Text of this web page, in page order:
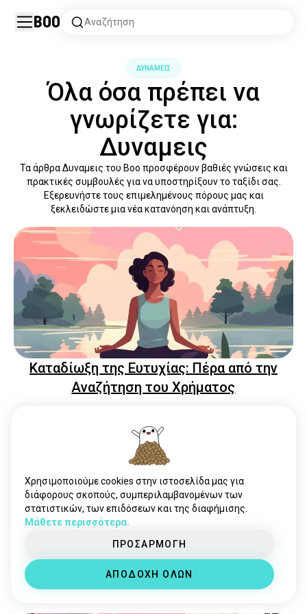
Boo Αναζήτηση
ΔΥΝΑΜΕΙΣ
Όλα όσα πρέπει να
γνωρίζετε για:
Δυναμεις
Τα άρθρα Δυναμεις του Boo προσφέρουν βαθιές γνώσεις και
πρακτικές συμβουλές για να υποστηρίξουν το ταξίδι σας.
Εξερευνήστε τους επιμελημένους πόρους μας και
ξεκλειδώστε μια νέα κατανόηση και ανάπτυξη.
Καταδίωξη της Ευτυχίας: Πέρα από την
Αναζήτηση του Χρήματος
Μετατρέποντας την Αποτυχία σε Καύσιμο:
10 Στρατηγικές για να Επιταχύνετε τη Ζωή
σας
Χρησιμοποιούμε cookies στην ιστοσελίδα μας για
διάφορους σκοπούς, συμπεριλαμβανομένων των
στατιστικών, των επιδόσεων και της διαφήμισης.
Μάθετε περισσότερα.
ΠΡΟΣΑΡΜΟΓΗ
ΑΠΟΔΟΧΗ ΟΛΩΝ